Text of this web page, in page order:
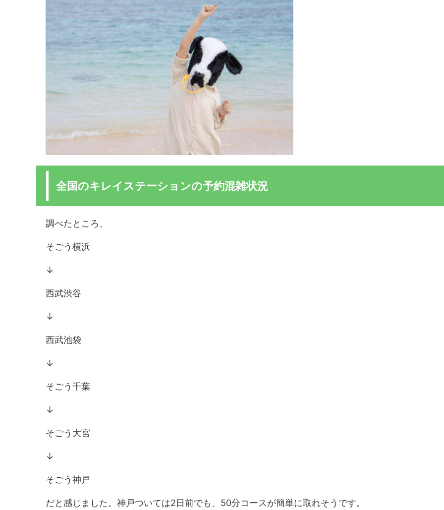
全国のキレイステーションの予約混雑状況
調べたところ、
そごう横浜
↓
西武渋谷
↓
西武池袋
↓
そごう千葉
↓
そごう大宮
↓
そごう神戸
だと感じました。神戸ついては2日前でも、50分コースが簡単に取れそうです。